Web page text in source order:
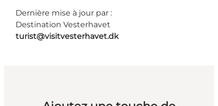
Dernière mise à jour par :
Destination Vesterhavet
turist@visitvesterhavet.dk